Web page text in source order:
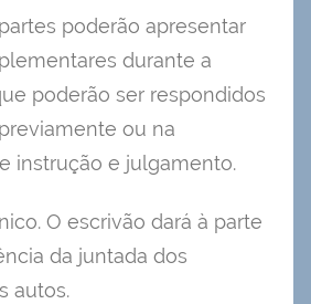
poderão apresentar
durante a
poderão ser respondidos
ou na
instrução e julgamento.
O escrivão dará à parte
da juntada dos
autos.